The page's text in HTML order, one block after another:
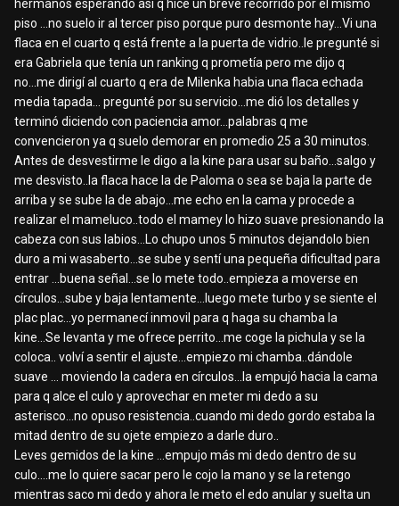
hermanos esperando así q hice un breve recorrido por el mismo
piso ...no suelo ir al tercer piso porque puro desmonte hay...Vi una
flaca en el cuarto q está frente a la puerta de vidrio..le pregunté si
era Gabriela que tenía un ranking q prometía pero me dijo q
no...me dirigí al cuarto q era de Milenka habia una flaca echada
media tapada... pregunté por su servicio...me dió los detalles y
terminó diciendo con paciencia amor...palabras q me
convencieron ya q suelo demorar en promedio 25 a 30 minutos.
Antes de desvestirme le digo a la kine para usar su baño...salgo y
me desvisto..la flaca hace la de Paloma o sea se baja la parte de
arriba y se sube la de abajo...me echo en la cama y procede a
realizar el mameluco..todo el mamey lo hizo suave presionando la
cabeza con sus labios...Lo chupo unos 5 minutos dejandolo bien
duro a mi wasaberto...se sube y sentí una pequeña dificultad para
entrar ...buena señal...se lo mete todo..empieza a moverse en
círculos...sube y baja lentamente...luego mete turbo y se siente el
plac plac...yo permanecí inmovil para q haga su chamba la
kine...Se levanta y me ofrece perrito...me coge la pichula y se la
coloca.. volví a sentir el ajuste...empiezo mi chamba..dándole
suave ... moviendo la cadera en círculos...la empujó hacia la cama
para q alce el culo y aprovechar en meter mi dedo a su
asterisco...no opuso resistencia..cuando mi dedo gordo estaba la
mitad dentro de su ojete empiezo a darle duro..
Leves gemidos de la kine ...empujo más mi dedo dentro de su
culo....me lo quiere sacar pero le cojo la mano y se la retengo
mientras saco mi dedo y ahora le meto el edo anular y suelta un